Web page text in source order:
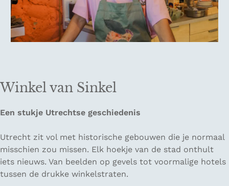
Winkel van Sinkel
Een stukje Utrechtse geschiedenis
Utrecht zit vol met historische gebouwen die je normaal
misschien zou missen. Elk hoekje van de stad onthult
iets nieuws. Van beelden op gevels tot voormalige hotels
tussen de drukke winkelstraten.